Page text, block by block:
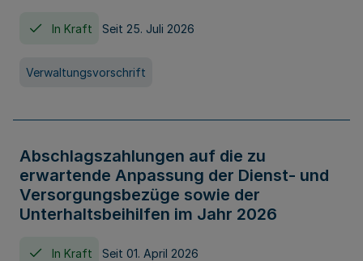
In Kraft Seit 25. Juli 2026
Verwaltungsvorschrift
Abschlagszahlungen auf die zu
erwartende Anpassung der Dienst- und
Versorgungsbezüge sowie der
Unterhaltsbeihilfen im Jahr 2026
In Kraft Seit 01. April 2026